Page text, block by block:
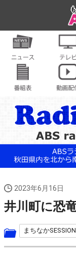
2023年6月16日
井川町に恐
まちなか